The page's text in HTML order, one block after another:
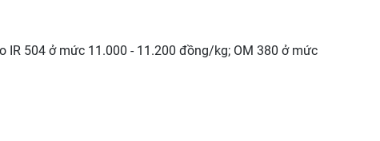
504 ở mức 11.000 - 11.200 đồng/kg; OM 380 ở mức